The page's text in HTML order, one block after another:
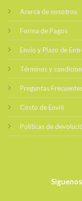
Acerca de nosotros
Forma de Pagos
Envio y Plazo de
Términos y
Preguntas
Costo de Envió
Políticas de